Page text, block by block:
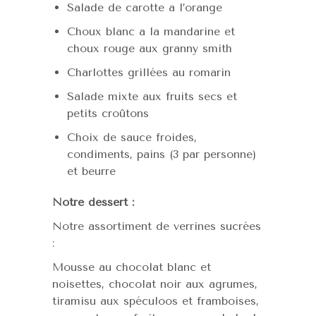
Salade de carotte a l’orange
Choux blanc a la mandarine et
choux rouge aux granny smith
Charlottes grillées au romarin
Salade mixte aux fruits secs et
petits croûtons
Choix de sauce froides,
condiments, pains (3 par personne)
et beurre
Notre dessert :
Notre assortiment de verrines sucrées
:
Mousse au chocolat blanc et
noisettes, chocolat noir aux agrumes,
tiramisu aux spéculoos et framboises,